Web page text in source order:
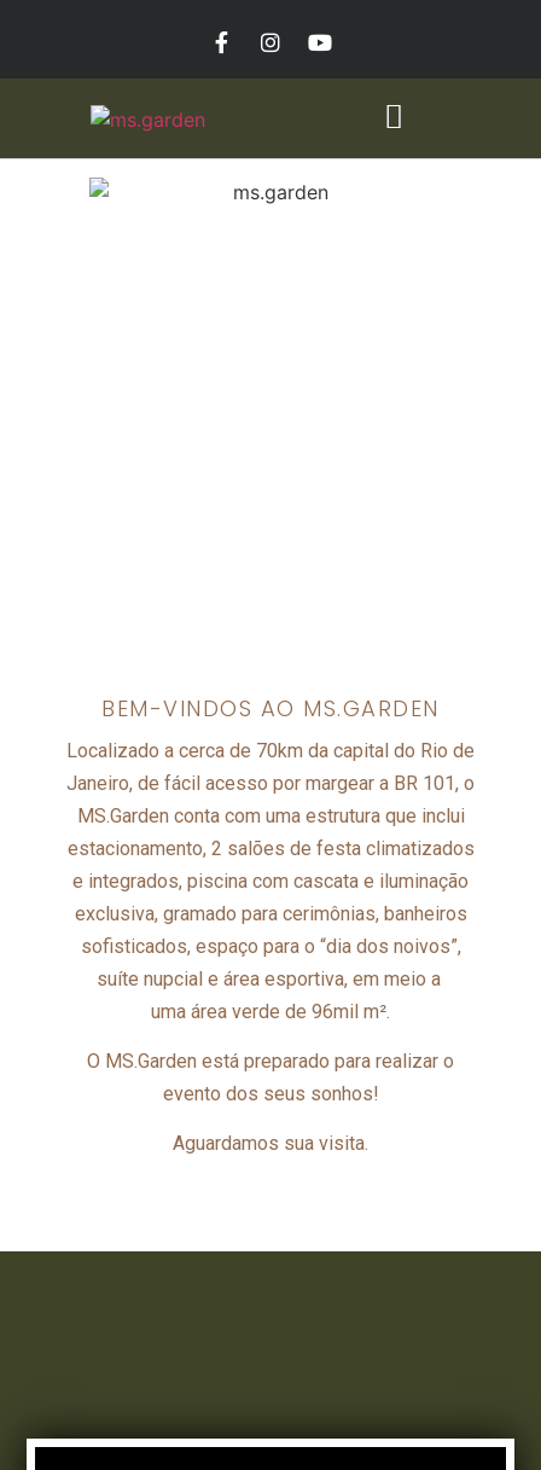
BEM-VINDOS AO MS.GARDEN
Localizado a cerca de 70km da capital do Rio de
Janeiro, de fácil acesso por margear a BR 101, o
MS.Garden conta com uma estrutura que inclui
estacionamento, 2 salões de festa climatizados
e integrados, piscina com cascata e iluminação
exclusiva, gramado para cerimônias, banheiros
sofisticados, espaço para o “dia dos noivos”,
suíte nupcial e área esportiva, em meio a
uma área verde de 96mil m².
O MS.Garden está preparado para realizar o
evento dos seus sonhos!
Aguardamos sua visita.